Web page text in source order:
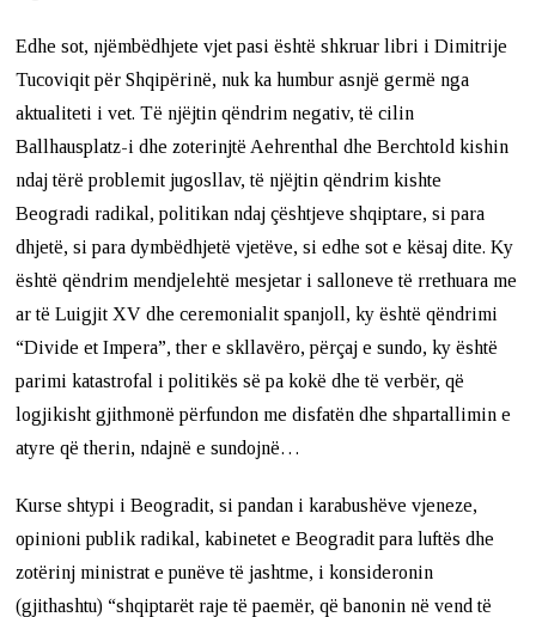
Edhe sot, njëmbëdhjete vjet pasi është shkruar libri i Dimitrije
Tucoviqit për Shqipërinë, nuk ka humbur asnjë germë nga
aktualiteti i vet. Të njëjtin qëndrim negativ, të cilin
Ballhausplatz-i dhe zoterinjtë Aehrenthal dhe Berchtold kishin
ndaj tërë problemit jugosllav, të njëjtin qëndrim kishte
Beogradi radikal, politikan ndaj çështjeve shqiptare, si para
dhjetë, si para dymbëdhjetë vjetëve, si edhe sot e kësaj dite. Ky
është qëndrim mendjelehtë mesjetar i salloneve të rrethuara me
ar të Luigjit XV dhe ceremonialit spanjoll, ky është qëndrimi
“Divide et Impera”, ther e skllavëro, përçaj e sundo, ky është
parimi katastrofal i politikës së pa kokë dhe të verbër, që
logjikisht gjithmonë përfundon me disfatën dhe shpartallimin e
atyre që therin, ndajnë e sundojnë…
Kurse shtypi i Beogradit, si pandan i karabushëve vjeneze,
opinioni publik radikal, kabinetet e Beogradit para luftës dhe
zotërinj ministrat e punëve të jashtme, i konsideronin
(gjithashtu) “shqiptarët raje të paemër, që banonin në vend të